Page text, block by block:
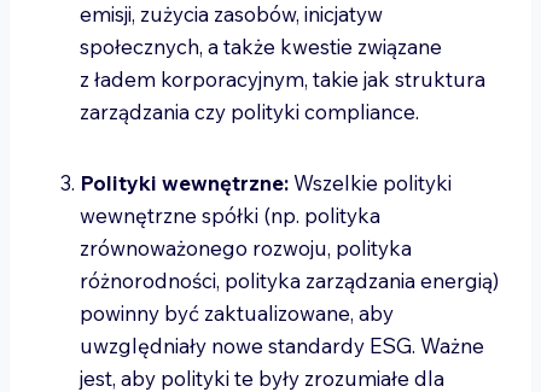
emisji, zużycia zasobów, inicjatyw
społecznych, a także kwestie związane
z ładem korporacyjnym, takie jak struktura
zarządzania czy polityki compliance.
Polityki wewnętrzne: Wszelkie polityki
wewnętrzne spółki (np. polityka
zrównoważonego rozwoju, polityka
różnorodności, polityka zarządzania energią)
powinny być zaktualizowane, aby
uwzględniały nowe standardy ESG. Ważne
jest, aby polityki te były zrozumiałe dla